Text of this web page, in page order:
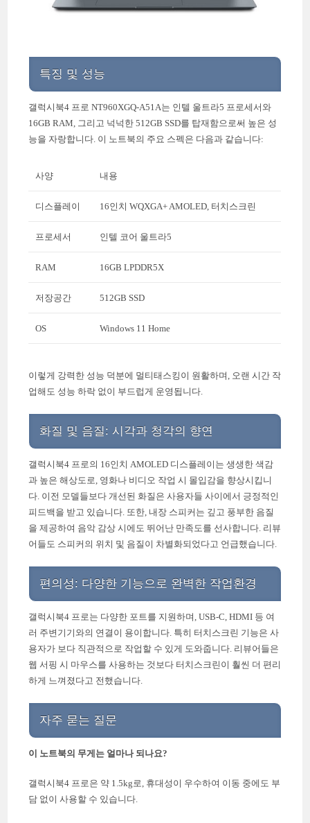
특징 및 성능
갤럭시북4 프로 NT960XGQ-A51A는 인텔 울트라5 프로세서와
16GB RAM, 그리고 넉넉한 512GB SSD를 탑재함으로써 높은 성
능을 자랑합니다. 이 노트북의 주요 스펙은 다음과 같습니다:
사양 내용
디스플레이 16인치 WQXGA+ AMOLED, 터치스크린
프로세서 인텔 코어 울트라5
RAM 16GB LPDDR5X
저장공간 512GB SSD
OS Windows 11 Home
이렇게 강력한 성능 덕분에 멀티태스킹이 원활하며, 오랜 시간 작
업해도 성능 하락 없이 부드럽게 운영됩니다.
화질 및 음질: 시각과 청각의 향연
갤럭시북4 프로의 16인치 AMOLED 디스플레이는 생생한 색감
과 높은 해상도로, 영화나 비디오 작업 시 몰입감을 향상시킵니
다. 이전 모델들보다 개선된 화질은 사용자들 사이에서 긍정적인
피드백을 받고 있습니다. 또한, 내장 스피커는 깊고 풍부한 음질
을 제공하여 음악 감상 시에도 뛰어난 만족도를 선사합니다. 리뷰
어들도 스피커의 위치 및 음질이 차별화되었다고 언급했습니다.
편의성: 다양한 기능으로 완벽한 작업환경
갤럭시북4 프로는 다양한 포트를 지원하며, USB-C, HDMI 등 여
러 주변기기와의 연결이 용이합니다. 특히 터치스크린 기능은 사
용자가 보다 직관적으로 작업할 수 있게 도와줍니다. 리뷰어들은
웹 서핑 시 마우스를 사용하는 것보다 터치스크린이 훨씬 더 편리
하게 느껴졌다고 전했습니다.
자주 묻는 질문
이 노트북의 무게는 얼마나 되나요?
갤럭시북4 프로은 약 1.5kg로, 휴대성이 우수하여 이동 중에도 부
담 없이 사용할 수 있습니다.